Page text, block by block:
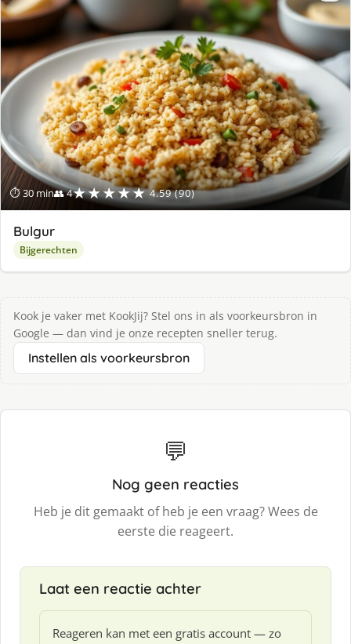
⏱ 30 min👥 4★★★★★ 4.59 (90)
Bulgur
Bijgerechten
Kook je vaker met KookJij? Stel ons in als voorkeursbron in
Google — dan vind je onze recepten sneller terug.
Instellen als voorkeursbron
💬
Nog geen reacties
Heb je dit gemaakt of heb je een vraag? Wees de
eerste die reageert.
Laat een reactie achter
Reageren kan met een gratis account — zo